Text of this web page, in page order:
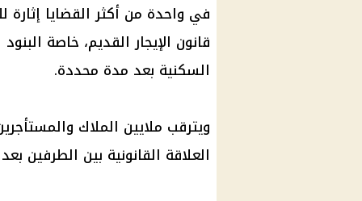
في واحدة من أكثر القضايا إثارة
قانون الإيجار القديم، خاصة
السكنية بعد مدة محددة.
ويترقب ملايين الملاك
العلاقة القانونية بين